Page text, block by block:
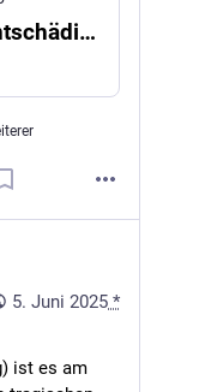
EU-Staaten: Entschädigung nach vier Stunden Flugverspätung
5. Juni 2025 *
ist es am